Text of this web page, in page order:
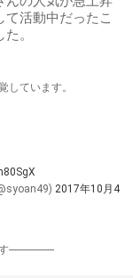
て活動中だったこ
。
しています。
2017年10月4